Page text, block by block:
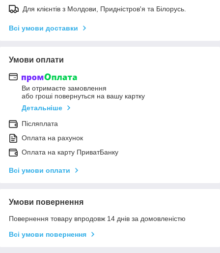
Для клієнтів з Молдови, Придністров'я та Білорусь.
Всі умови доставки
Умови оплати
Ви отримаєте замовлення
або гроші повернуться на вашу картку
Детальніше
Післяплата
Оплата на рахунок
Оплата на карту ПриватБанку
Всі умови оплати
Умови повернення
Повернення товару впродовж 14 днів за домовленістю
Всі умови повернення